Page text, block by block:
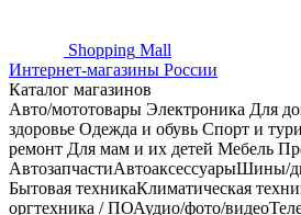
Shopping Mall
Интернет-магазины России
Каталог магазинов
Авто/мототовары Электроника Для
здоровье Одежда и обувь Спорт и
ремонт Для мам и их детей Мебель
АвтозапчастиАвтоаксессуарыШины/
Бытовая техникаКлиматическая
оргтехника / ПОАудио/фото/видео